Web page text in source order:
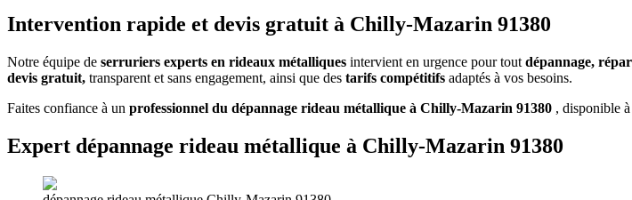
Intervention rapide et devis gratuit à Chilly-Mazarin 91380
Notre équipe de serruriers experts en rideaux métalliques intervient en urgence pour tout dépannage,
devis gratuit, transparent et sans engagement, ainsi que des tarifs compétitifs adaptés à vos besoins.
Faites confiance à un professionnel du dépannage rideau métallique à Chilly-Mazarin 91380 , disponible
Expert dépannage rideau métallique à Chilly-Mazarin 91380